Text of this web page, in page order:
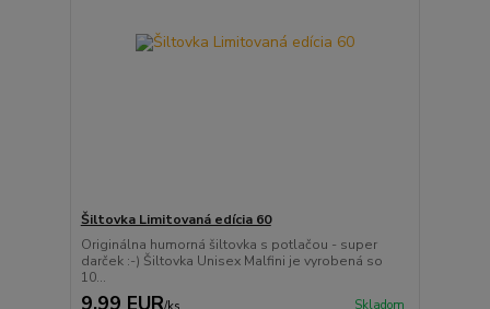
Šiltovka Limitovaná edícia 60
Originálna humorná šiltovka s potlačou - super
darček :-) Šiltovka Unisex Malfini je vyrobená so
10...
Skladom